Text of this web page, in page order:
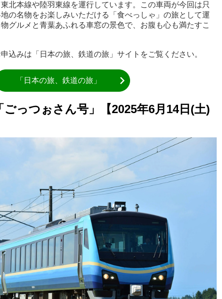
北本線や陸羽東線を運行しています。この車両が今回は只
の名物をお楽しみいただける「食べっしゃ」の旅として運
グルメと青葉あふれる車窓の景色で、お腹も心も満たすこ
込みは「日本の旅、鉄道の旅」サイトをご覧ください。
「日本の旅、鉄道の旅」
っつぉさん号」【2025年6月14日(土)